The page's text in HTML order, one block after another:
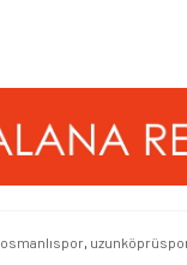
osmanlıspor,